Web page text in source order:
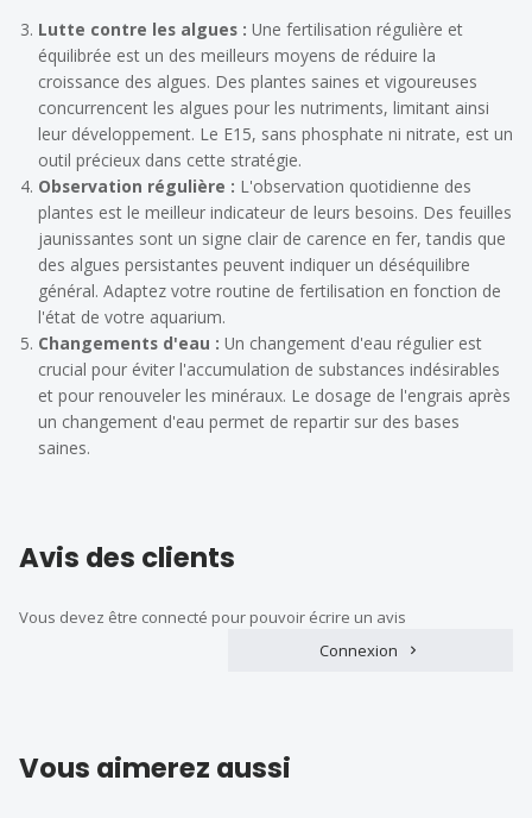
Lutte contre les algues : Une fertilisation régulière et
équilibrée est un des meilleurs moyens de réduire la
croissance des algues. Des plantes saines et vigoureuses
concurrencent les algues pour les nutriments, limitant ainsi
leur développement. Le E15, sans phosphate ni nitrate, est un
outil précieux dans cette stratégie.
Observation régulière : L'observation quotidienne des
plantes est le meilleur indicateur de leurs besoins. Des feuilles
jaunissantes sont un signe clair de carence en fer, tandis que
des algues persistantes peuvent indiquer un déséquilibre
général. Adaptez votre routine de fertilisation en fonction de
l'état de votre aquarium.
Changements d'eau : Un changement d'eau régulier est
crucial pour éviter l'accumulation de substances indésirables
et pour renouveler les minéraux. Le dosage de l'engrais après
un changement d'eau permet de repartir sur des bases
saines.
Avis des clients
Vous devez être connecté pour pouvoir écrire un avis
Connexion
Vous aimerez aussi